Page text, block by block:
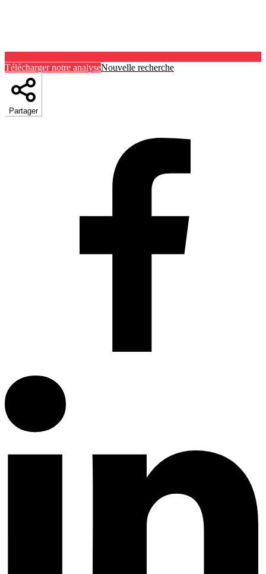
Télécharger notre analyseNouvelle recherche
Partager